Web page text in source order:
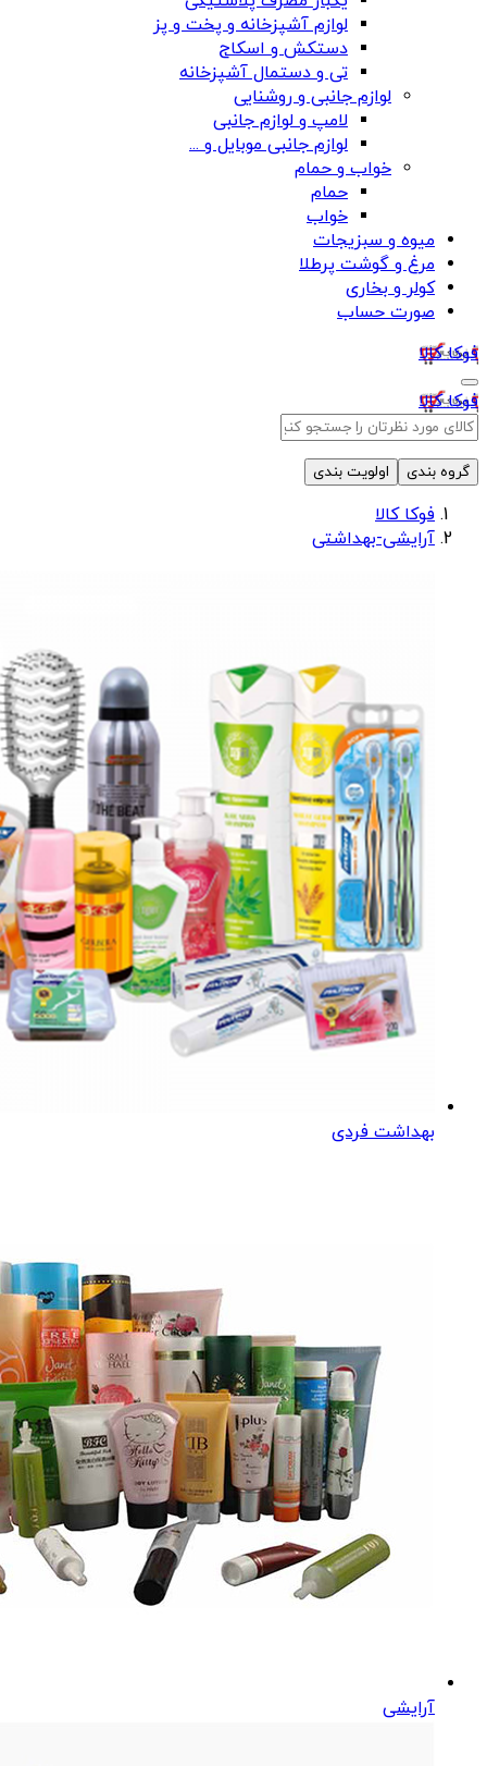
لوازم آشپزخانه و پخت و پز
دستکش و اسکاج
تی و دستمال آشپزخانه
لوازم جانبی و روشنایی
لامپ و لوازم جانبی
لوازم جانبی موبایل و ...
خواب و حمام
حمام
خواب
میوه و سبزیجات
مرغ و گوشت پرطلا
کولر و بخاری
صورت حساب
فوکا کالا
فوکا کالا
گروه بندی اولویت بندی
فوکا کالا
آرایشی-بهداشتی
بهداشت فردی
آرایشی